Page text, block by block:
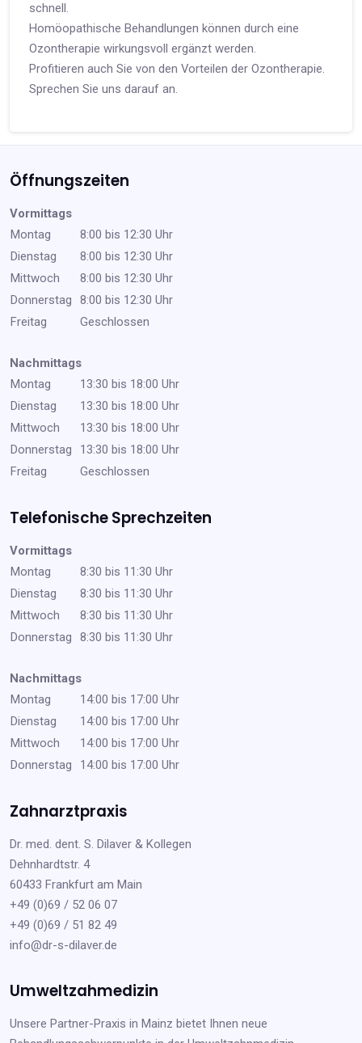
schnell.
Homöopathische Behandlungen können durch eine
Ozontherapie wirkungsvoll ergänzt werden.
Profitieren auch Sie von den Vorteilen der Ozontherapie.
Sprechen Sie uns darauf an.
Öffnungszeiten
Vormittags
Montag
8:00 bis 12:30 Uhr
Dienstag
8:00 bis 12:30 Uhr
Mittwoch
8:00 bis 12:30 Uhr
Donnerstag
8:00 bis 12:30 Uhr
Freitag
Geschlossen
Nachmittags
Montag
13:30 bis 18:00 Uhr
Dienstag
13:30 bis 18:00 Uhr
Mittwoch
13:30 bis 18:00 Uhr
Donnerstag
13:30 bis 18:00 Uhr
Freitag
Geschlossen
Telefonische Sprechzeiten
Vormittags
Montag
8:30 bis 11:30 Uhr
Dienstag
8:30 bis 11:30 Uhr
Mittwoch
8:30 bis 11:30 Uhr
Donnerstag
8:30 bis 11:30 Uhr
Nachmittags
Montag
14:00 bis 17:00 Uhr
Dienstag
14:00 bis 17:00 Uhr
Mittwoch
14:00 bis 17:00 Uhr
Donnerstag
14:00 bis 17:00 Uhr
Zahnarztpraxis
Dr. med. dent. S. Dilaver & Kollegen
Dehnhardtstr. 4
60433 Frankfurt am Main
+49 (0)69 / 52 06 07
+49 (0)69 / 51 82 49
info@dr-s-dilaver.de
Umweltzahmedizin
Unsere Partner-Praxis in Mainz bietet Ihnen neue